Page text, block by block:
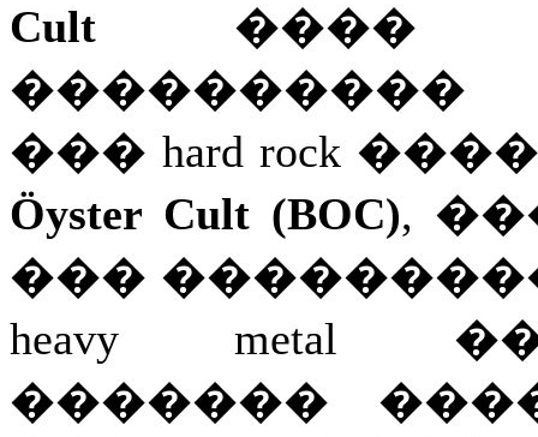
Cult ����
����������
��� hard rock
Öyster Cult (BOC),
���
heavy metal
�������